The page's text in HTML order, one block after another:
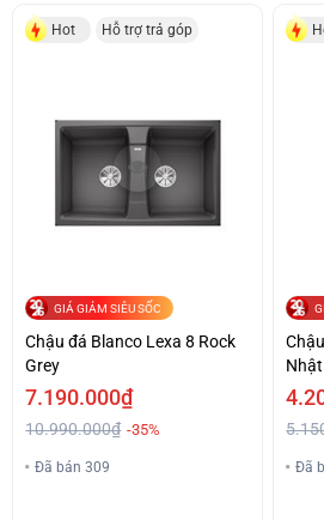
Hot Hỗ trợ trả góp
GIÁ GIẢM SIÊU SỐC
Chậu đá Blanco Lexa 8 Rock
Grey
7.190.000₫
10.990.000₫ -35%
Đã bán 309 Đã